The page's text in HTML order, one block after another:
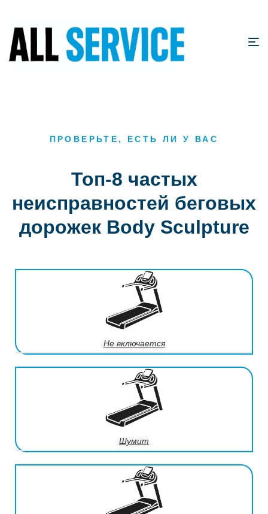
ПРОВЕРЬТЕ, ЕСТЬ ЛИ У ВАС
Топ-8 частых
неисправностей беговых
дорожек Body Sculpture
Не включается
Шумит